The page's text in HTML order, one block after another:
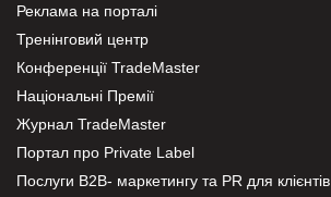
Реклама на порталі
Тренінговий центр
Конференції TradeMaster
Національні Премії
Журнал TradeMaster
Портал про Private Label
Послуги В2В- маркетингу та PR для клієнтів